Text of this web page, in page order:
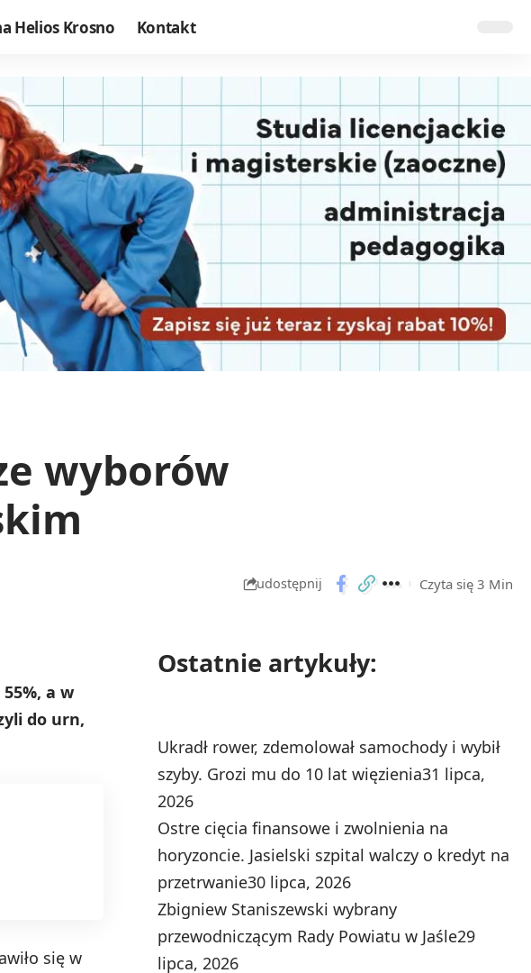
Helios Krosno Kontakt
wyborów
udostępnij Czyta się 3 Min
a w
do urn,
się w
Ostatnie artykuły:
Ukradł rower, zdemolował samochody i wybił
szyby. Grozi mu do 10 lat więzienia31 lipca,
2026
Ostre cięcia finansowe i zwolnienia na
horyzoncie. Jasielski szpital walczy o kredyt na
przetrwanie30 lipca, 2026
Zbigniew Staniszewski wybrany
przewodniczącym Rady Powiatu w Jaśle29
lipca, 2026